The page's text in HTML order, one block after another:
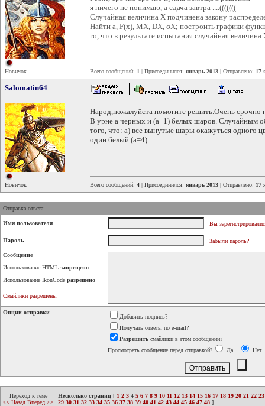
Новичок
я ничего не понимаю, а сдача завтра ....(((((((
Случайная величина Х подчинена закону
Найти a, F(x), MX, DX, σX; построить графики
го, что в результате испытания случайная
Всего сообщений: 1 | Присоединился: январь 2013 | Отправлено: 17
Salomatin64
Новичок
Народ,пожалуйста помогите решить.Очень срочно
В урне а черных и (а+1) белых шаров. Случайным
того, что: а) все вынутые шары окажуться одного
один белый (а=4)
Всего сообщений: 4 | Присоединился: январь 2013 | Отправлено: 17
Отправка ответа:
Имя пользователя Вы
Пароль Забыли пароль?
Сообщение
Использование HTML запрещено
Использование IkonCode разрешено
Смайлики разрешены
Опции отправки
Добавить подпись?
Получать ответы по e-mail?
Разрешить смайлики в этом сообщении?
Просмотреть сообщение перед отправкой?
Да Нет
Переход к теме
<< Назад Вперед >>
Несколько страниц [ 1 2 3 4 5 6 7 8 9 10 11 12 13 14 15 16 17 18 19 20 21 22 23
29 30 31 32 33 34 35 36 37 38 39 40 41 42 43 44 45 46 47 48 ]